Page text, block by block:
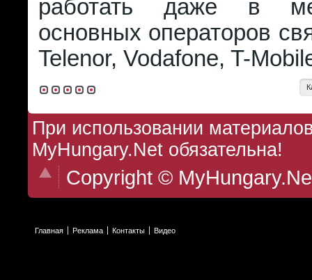
работать даже в
основных операторов
Telenor, Vodafone, T-
При использовании
MyHungary.Net обязательна!
Copyright ©
Главная Реклама Контакты Видео